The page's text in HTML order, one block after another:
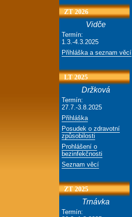
ZT 2026
Vidče
Termín:
1.3.-4.3.2025
Přihláška a seznam věcí
LT 2025
Držková
Termín:
27.7.-3.8.2025
Přihláška
Posudek o zdravotní
způsobilosti
Prohlášení o
bezinfekčnosti
Seznam věcí
ZT 2025
Trnávka
Termín: